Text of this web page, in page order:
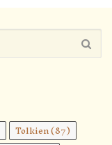
Tolkien(87)